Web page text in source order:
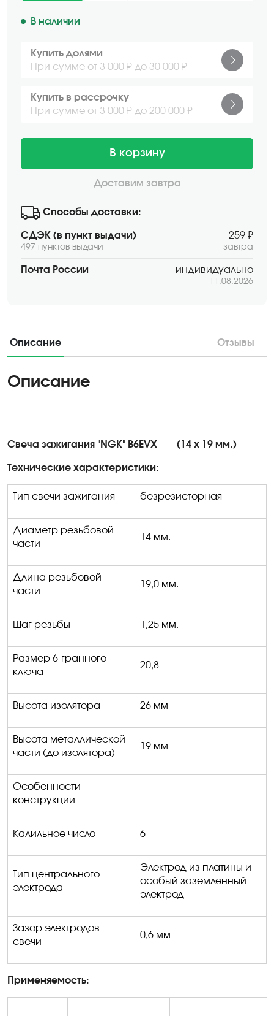
В наличии
Купить долями
При сумме от 3 000 ₽ до 30 000 ₽
Купить в рассрочку
При сумме от 3 000 ₽ до 200 000 ₽
В корзину
Доставим завтра
Способы доставки:
СДЭК (в пункт выдачи)
497 пунктов выдачи
259 ₽
завтра
Почта России индивидуально
11.08.2026
Описание Отзывы
Описание
Свеча зажигания "NGK" B6EVX (14 х 19 мм.)
Технические характеристики:
Тип свечи зажигания безрезисторная
Диаметр резьбовой
части
14 мм.
Длина резьбовой
части
19,0 мм.
Шаг резьбы 1,25 мм.
Размер 6-гранного
ключа
20,8
Высота изолятора 26 мм
Высота металлической
части (до изолятора)
19 мм
Особенности
конструкции
Калильное число 6
Тип центрального
электрода
Электрод из платины и
особый заземленный
электрод
Зазор электродов
свечи
0,6 мм
Применяемость: